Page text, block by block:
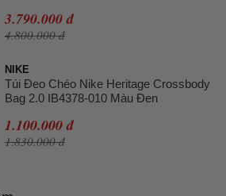
3.790.000 đ
4.800.000 đ
NIKE
Túi Đeo Chéo Nike Heritage Crossbody
Bag 2.0 IB4378-010 Màu Đen
1.100.000 đ
1.830.000 đ